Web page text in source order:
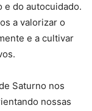
e do autocuidado.
a valorizar o
e a cultivar
Saturno nos
nossas